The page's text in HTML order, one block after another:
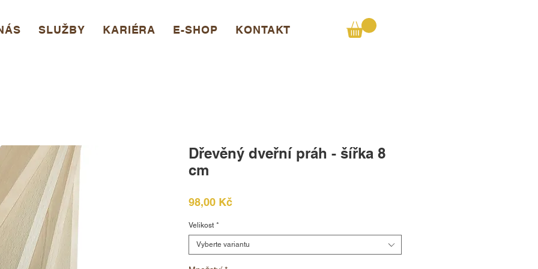
SLUŽBY KARIÉRA E-SHOP KONTAKT
Dřevěný dveřní práh - šířka 8
cm
98,00 KčCena
Velikost *
Vyberte variantu